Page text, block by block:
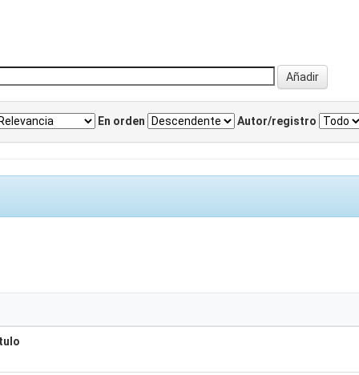
En orden Autor/registro